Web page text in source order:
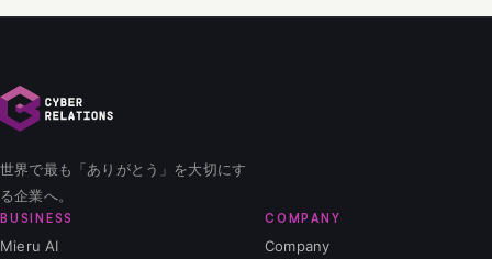
世界で最も「ありがとう」を大切にす
る企業へ。
BUSINESS
Mieru AI
COMPANY
Company